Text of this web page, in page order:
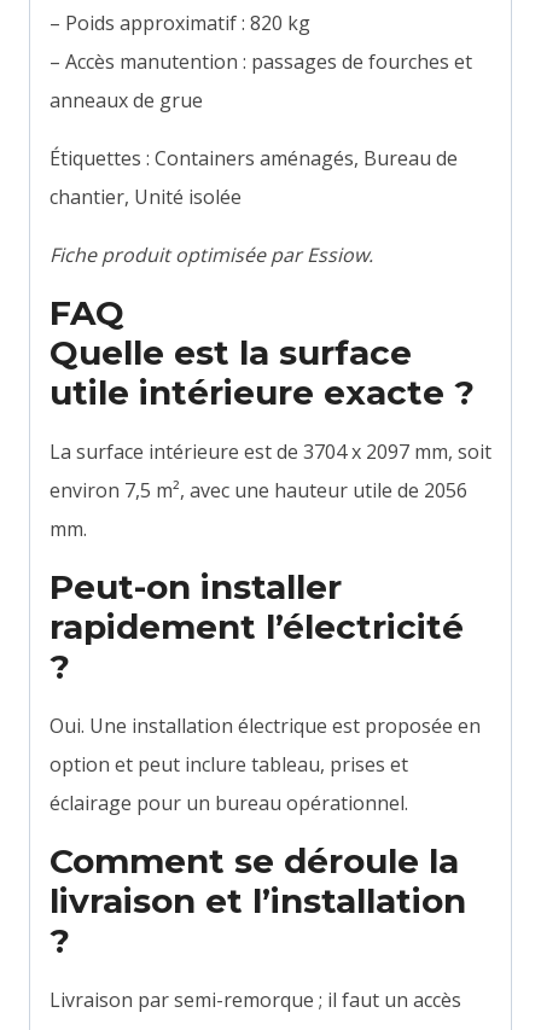
– Poids approximatif : 820 kg
– Accès manutention : passages de fourches et
anneaux de grue
Étiquettes : Containers aménagés, Bureau de
chantier, Unité isolée
Fiche produit optimisée par Essiow.
FAQ
Quelle est la surface
utile intérieure exacte ?
La surface intérieure est de 3704 x 2097 mm, soit
environ 7,5 m², avec une hauteur utile de 2056
mm.
Peut-on installer
rapidement l’électricité
?
Oui. Une installation électrique est proposée en
option et peut inclure tableau, prises et
éclairage pour un bureau opérationnel.
Comment se déroule la
livraison et l’installation
?
Livraison par semi-remorque ; il faut un accès